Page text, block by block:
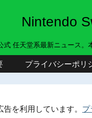
Nintendo
式 任天堂系最新ニュース。
プライバシーポリ
を利用しています。 プ